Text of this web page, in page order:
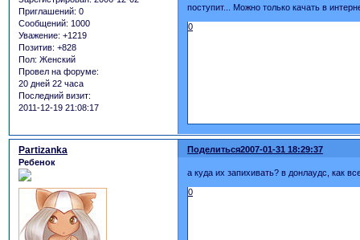
Приглашений: 0
Сообщений: 1000
Уважение: +1219
Позитив: +828
Пол: Женский
Провел на форуме:
20 дней 22 часа
Последний визит:
2011-12-19 21:08:17
поступит... Можно только качать в
0
Поделиться2007-01-31 18:29:37
Partizanka
Ребенок
а куда их запихивать? в донлаудс, как
0